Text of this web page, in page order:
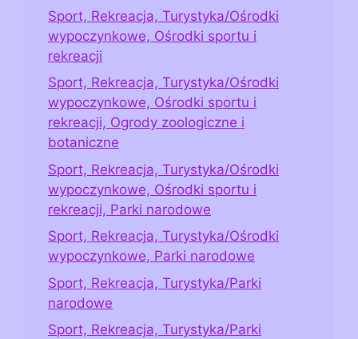
Sport, Rekreacja, Turystyka/Ośrodki
wypoczynkowe, Ośrodki sportu i
rekreacji
Sport, Rekreacja, Turystyka/Ośrodki
wypoczynkowe, Ośrodki sportu i
rekreacji, Ogrody zoologiczne i
botaniczne
Sport, Rekreacja, Turystyka/Ośrodki
wypoczynkowe, Ośrodki sportu i
rekreacji, Parki narodowe
Sport, Rekreacja, Turystyka/Ośrodki
wypoczynkowe, Parki narodowe
Sport, Rekreacja, Turystyka/Parki
narodowe
Sport, Rekreacja, Turystyka/Parki